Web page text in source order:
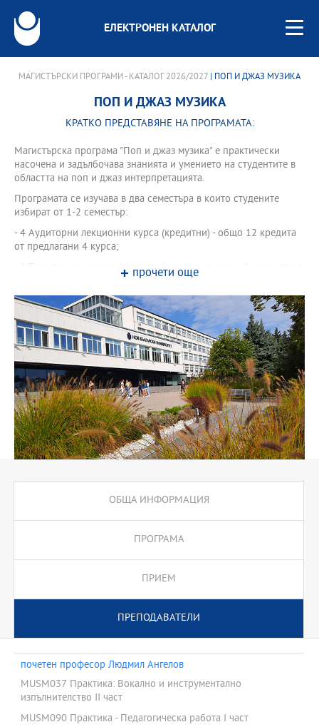
ЕЛЕКТРОНЕН КАТАЛОГ
МАГИСТЪРСКИ ПРОГРАМИ - КАТАЛОГ 2026/2027 | ПОП И ДЖАЗ МУЗИКА
ПОП И ДЖАЗ МУЗИКА
КРАТКО ПРЕДСТАВЯНЕ НА ПРОГРАМАТА:
Магистърска програма "Поп и джаз музика" е практически
насочена и задълбочава знанията и умението на студентите в
областта на поп и джаз интерпретацията.
Програмата се изучава в два семестъра в които студените
избират от 1-2 семестър:
- 4 Аудиторни лекционни курса (кредитни) - общо 12 кредита
от предлагани 4 курса;
- 2 Практически курса (кредитни), индивидуален - 6 кредита от
- 5 ТРЕНИНГОВИ КУРСОВЕ - 15 кредита от предлагани 7 курса
в 1 семестър и 6тренингови курсове – 30 кредита във 2
семестър.
Програмата предлага обучение по специалностите поп и джаз
пеене и поп и джаз инструмент, като включва изучаването на
джаз и поп интерпретация, вокална/инструментална методика,
актьорско майсторство, импровизация, музициране в различни
музикални състави - поп, джаз дуо, трио, квартет, квинтет, комбо
или камерен състав. Програмата е известна със своите
иновативни форми на съвременно обучение, гъвкавост и
индивидуален подход на преподаване както и с осигуряването
на големи възможности за практическа изява на студентите и
музиката след завършванeто на обучението.
прочети още
ОБЩА ИНФОРМАЦИЯ
ПРОГРАМА
ПРИЕМ
ПРЕПОДАВАТЕЛИ
почетен професор Людмил Ангелов
MUSM037 Практика: Вокално и инструментално
изпълнителство II част
MUSM090 Практика - Педагогическа работа І част